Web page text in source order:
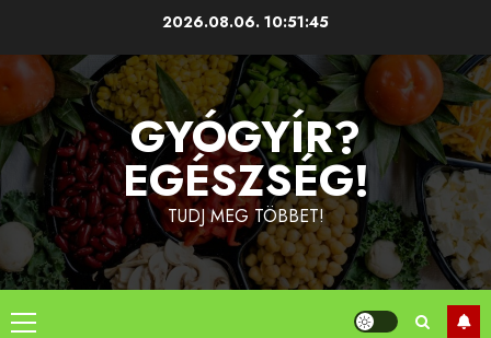
content
2026.08.06. 10:51:46
GYÓGYÍR?
EGÉSZSÉG!
TUDJ MEG TÖBBET!
Primary